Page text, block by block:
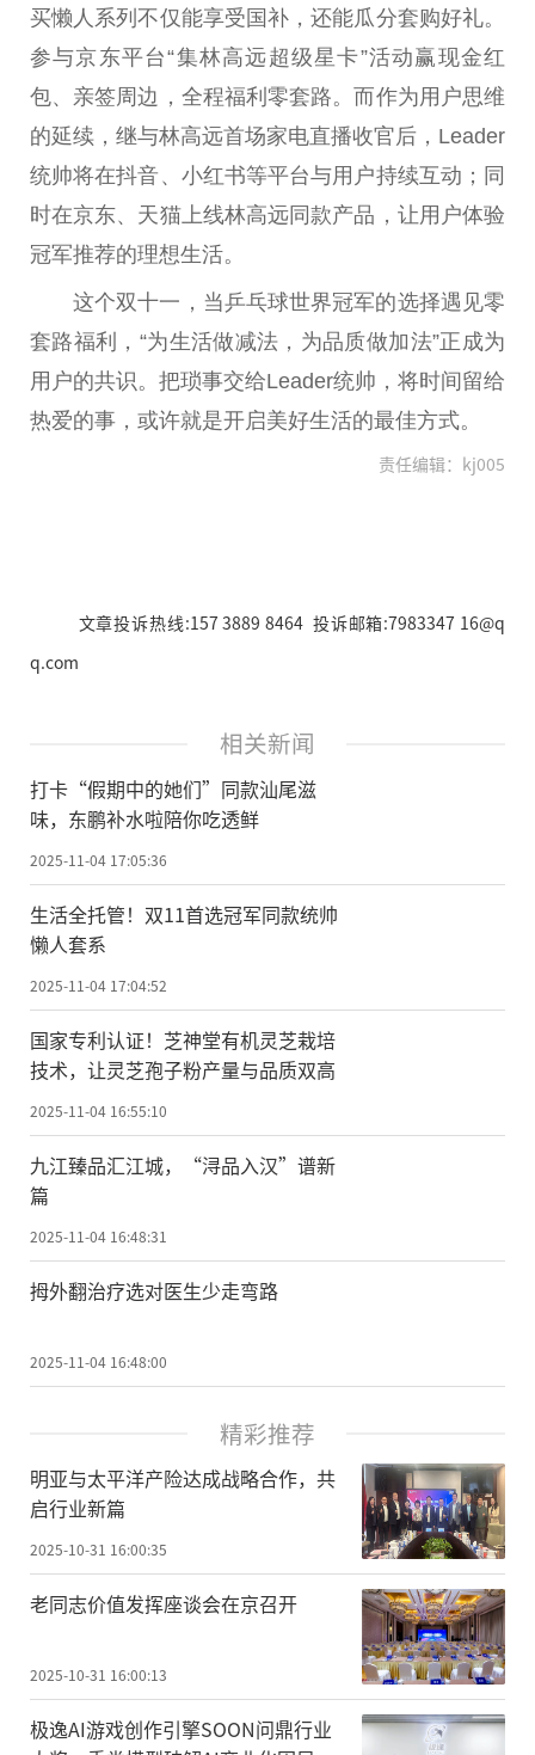
买懒人系列不仅能享受国补，还能瓜分套购好礼。
参与京东平台“集林高远超级星卡”活动赢现金红
包、亲签周边，全程福利零套路。而作为用户思维
的延续，继与林高远首场家电直播收官后，Leader
统帅将在抖音、小红书等平台与用户持续互动；同
时在京东、天猫上线林高远同款产品，让用户体验
冠军推荐的理想生活。
这个双十一，当乒乓球世界冠军的选择遇见零
套路福利，“为生活做减法，为品质做加法”正成为
用户的共识。把琐事交给Leader统帅，将时间留给
热爱的事，或许就是开启美好生活的最佳方式。
责任编辑：kj005
文章投诉热线:157 3889 8464 投诉邮箱:7983347 16@q
q.com
相关新闻
打卡“假期中的她们”同款汕尾滋
味，东鹏补水啦陪你吃透鲜
2025-11-04 17:05:36
生活全托管！双11首选冠军同款统帅
懒人套系
2025-11-04 17:04:52
国家专利认证！芝神堂有机灵芝栽培
技术，让灵芝孢子粉产量与品质双高
2025-11-04 16:55:10
九江臻品汇江城，“浔品入汉”谱新
篇
2025-11-04 16:48:31
拇外翻治疗选对医生少走弯路
2025-11-04 16:48:00
精彩推荐
明亚与太平洋产险达成战略合作，共
启行业新篇
2025-10-31 16:00:35
老同志价值发挥座谈会在京召开
2025-10-31 16:00:13
极逸AI游戏创作引擎SOON问鼎行业